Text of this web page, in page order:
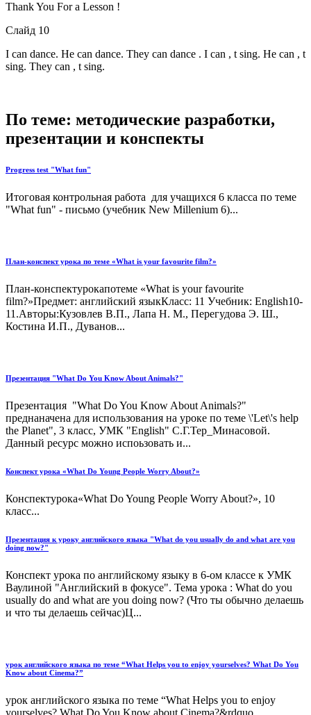
Thank You For a Lesson !
Слайд 10
I can dance. He can dance. They can dance . I can , t sing. He can , t
sing. They can , t sing.
По теме: методические разработки,
презентации и конспекты
Progress test "What fun"
Итоговая контрольная работа для учащихся 6 класса по теме
"What fun" - письмо (учебник New Millenium 6)...
План-конспект урока по теме «What is your favourite film?»
План-конспектурокапотеме «What is your favourite
film?»Предмет: английский языкКласс: 11 Учебник: English10-
11.Авторы:Кузовлев В.П., Лапа Н. М., Перегудова Э. Ш.,
Костина И.П., Дуванов...
Презентация "What Do You Know About Animals?"
Презентация "What Do You Know About Animals?"
преднаначена для использования на уроке по теме \'Let\'s help
the Planet", 3 класс, УМК "English" С.Г.Тер_Минасовой.
Данный ресурс можно испоьзовать и...
Конспект урока «What Do Young People Worry About?»
Конспектурока«What Do Young People Worry About?», 10
класс...
Презентация к уроку английского языка "What do you usually do and what are you
doing now?"
Конспект урока по английскому языку в 6-ом классе к УМК
Ваулиной "Английский в фокусе". Тема урока : What do you
usually do and what are you doing now? (Что ты обычно делаешь
и что ты делаешь сейчас)Ц...
урок английского языка по теме “What Helps you to enjoy yourselves? What Do You
Know about Cinema?”
урок английского языка по теме “What Helps you to enjoy
yourselves? What Do You Know about Cinema?&rdquo...